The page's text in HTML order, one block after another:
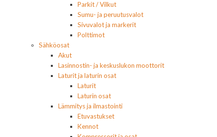
Parkit / Vilkut
Sumu- ja peruutusvalot
Sivuvalot ja markerit
Polttimot
Sähköosat
Akut
Lasinnostin- ja keskuslukon moottorit
Laturit ja laturin osat
Laturit
Laturin osat
Lämmitys ja ilmastointi
Etuvastukset
Kennot